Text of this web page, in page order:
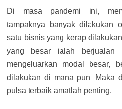
Di masa pandemi ini,
tampaknya banyak dilakukan
satu bisnis yang kerap
yang besar ialah berjualan
mengeluarkan modal besar,
dilakukan di mana pun. Maka
pulsa terbaik amatlah penting.